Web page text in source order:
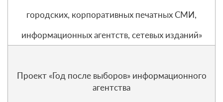
городских, корпоративных печатных СМИ,
информационных агентств, сетевых изданий»
Проект «Год после выборов» информационного
агентства